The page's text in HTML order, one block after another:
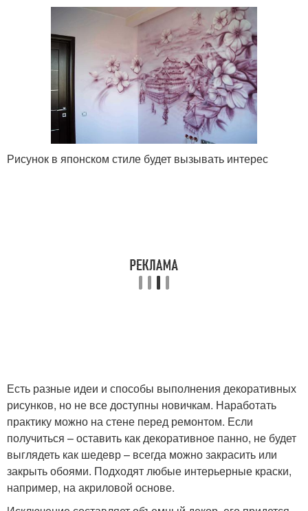
Рисунок в японском стиле будет вызывать интерес
Есть разные идеи и способы выполнения декоративных
рисунков, но не все доступны новичкам. Наработать
практику можно на стене перед ремонтом. Если
получиться – оставить как декоративное панно, не будет
выглядеть как шедевр – всегда можно закрасить или
закрыть обоями. Подходят любые интерьерные краски,
например, на акриловой основе.